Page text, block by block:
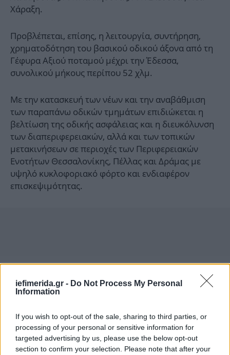
iefimerida.gr - Do Not Process My Personal
Information
If you wish to opt-out of the sale, sharing to third parties, or
processing of your personal or sensitive information for
targeted advertising by us, please use the below opt-out
section to confirm your selection. Please note that after your
Χάραξη.
Προβλέπεται, επίσης, η λειτουργία, συντήρηση,
χρηματοδότηση του βασικού οδικού άξονα από τη
Γέφυρα Αξιού ποταμού μέχρι την Έδεσσα,
συνολικού μήκους περίπου 52 χλμ.
Με την κατασκευή των νέων και την αναβάθμιση
των παραπάνω οδικών τμημάτων επιδιώκεται η
βελτίωση της οδικής ασφάλειας και η διευκόλυνση
των διαπεριφερειακών, αλλά και των τοπικών
μετακινήσεων σε περιοχές των Περιφερειακών
Ενοτήτων Θεσσαλονίκης, Πέλλας και Δράμας με
υψηλό κυκλοφοριακό φόρτο και ενδιαφέρον
επισκεψιμότητας.